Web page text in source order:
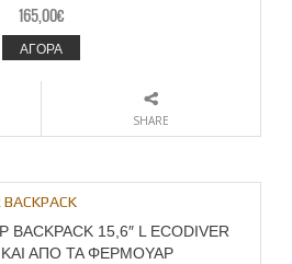
165,00€
ΑΓΟΡΑ
SHARE
BACKPACK 15,6″ L ECODIVER
ΑΠΟ ΤΑ ΦΕΡΜΟΥΑΡ